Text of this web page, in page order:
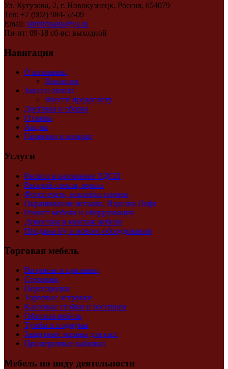
Ул. Кутузова, 2, г. Новокузнецк, Россия, 654079
Тел: +7 (902) 984-52-09
Email: sibvitrinank@ya.ru
Пн-пт: 09-18 сб-вс: выходной
Навигация
О компании
Вакансии
Заказ и оплата
Внести предоплату
Доставка и сборка
Отзывы
Акции
Гарантии и возврат
Услуги
Распил и кромление ЛДСП
Раскрой стекла, зеркал
Фотопечать, наклейка пленок
Окрашивание металла. Изделия Лофт
Ремонт мебели и оборудования
Демонтаж и монтаж мебели
Продажа б/у и нового оборудования
Торговая мебель
Витрины и прилавки
Стеллажи
Перегородки
Торговые островки
Кассовые стойки и ресепшен
Офисная мебель
Тумбы и подиумы
Защитные экраны для касс
Примерочные кабинки
Мебель по виду деятельности